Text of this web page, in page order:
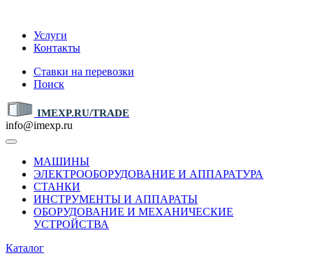
Услуги
Контакты
Ставки на перевозки
Поиск
IMEXP.RU/TRADE
info@imexp.ru
МАШИНЫ
ЭЛЕКТРООБОРУДОВАНИЕ И АППАРАТУРА
СТАНКИ
ИНСТРУМЕНТЫ И АППАРАТЫ
ОБОРУДОВАНИЕ И МЕХАНИЧЕСКИЕ
УСТРОЙСТВА
Каталог